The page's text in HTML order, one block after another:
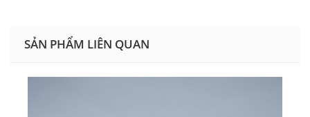
SẢN PHẨM LIÊN QUAN